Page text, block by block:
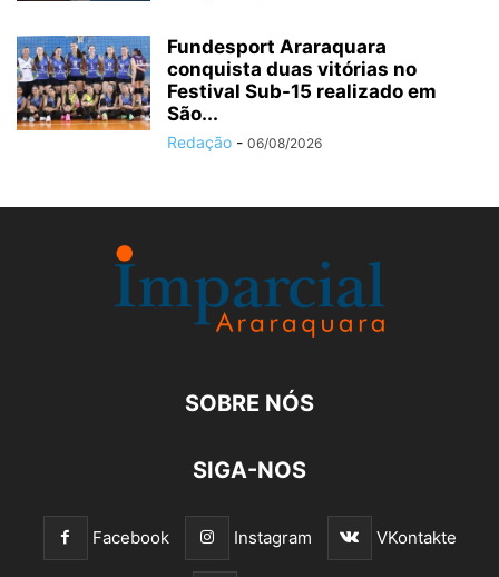
Fundesport Araraquara
conquista duas vitórias no
Festival Sub-15 realizado em
São...
Redação - 06/08/2026
SOBRE NÓS
SIGA-NOS
Facebook Instagram VKontakte